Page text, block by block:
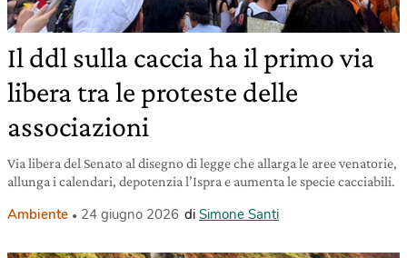
Il ddl sulla caccia ha il primo via
libera tra le proteste delle
associazioni
Via libera del Senato al disegno di legge che allarga le aree venatorie,
allunga i calendari, depotenzia l’Ispra e aumenta le specie cacciabili.
Ambiente 24 giugno 2026 di Simone Santi